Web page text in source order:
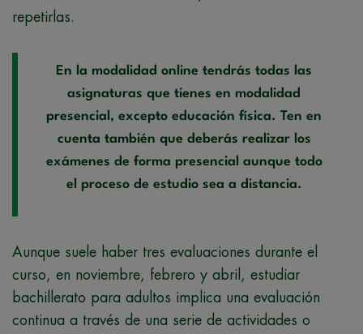
repetirlas.
En la modalidad online tendrás todas las
asignaturas que tienes en modalidad
presencial, excepto educación física. Ten en
cuenta también que deberás realizar los
exámenes de forma presencial aunque todo
el proceso de estudio sea a distancia.
Aunque suele haber tres evaluaciones durante el
curso, en noviembre, febrero y abril, estudiar
bachillerato para adultos implica una evaluación
continua a través de una serie de actividades o